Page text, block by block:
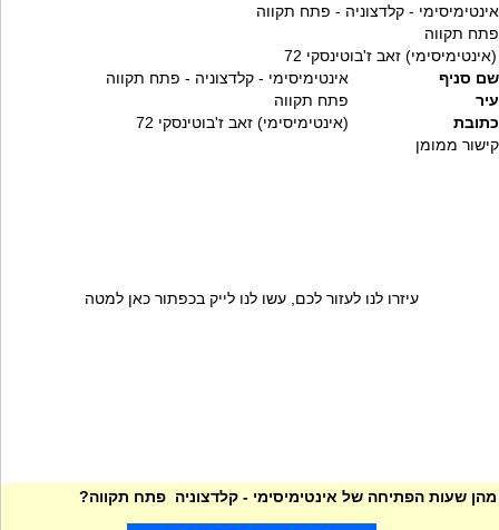
אינטימיסימי - קלדצוניה - פתח תקווה
פתח תקווה
(אינטימיסימי) זאב ז'בוטינסקי 72
שם סניף
אינטימיסימי - קלדצוניה - פתח תקווה
עיר
פתח תקווה
כתובת
(אינטימיסימי) זאב ז'בוטינסקי 72
קישור ממומן
עיזרו לנו לעזור לכם, עשו לנו לייק בכפתור כאן למטה
מהן שעות הפתיחה של אינטימיסימי - קלדצוניה פתח תקווה?